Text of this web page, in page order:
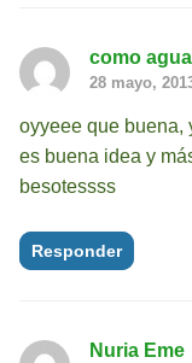
como
28 mayo,
oyyeee que buena,
es buena idea y
besotessss
Responder
Nuria Eme